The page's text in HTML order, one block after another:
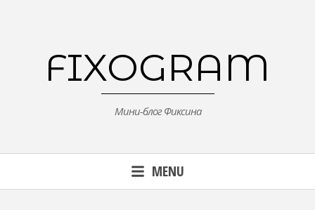
FIXOGRAM
Мини-блог Фиксина
MENU